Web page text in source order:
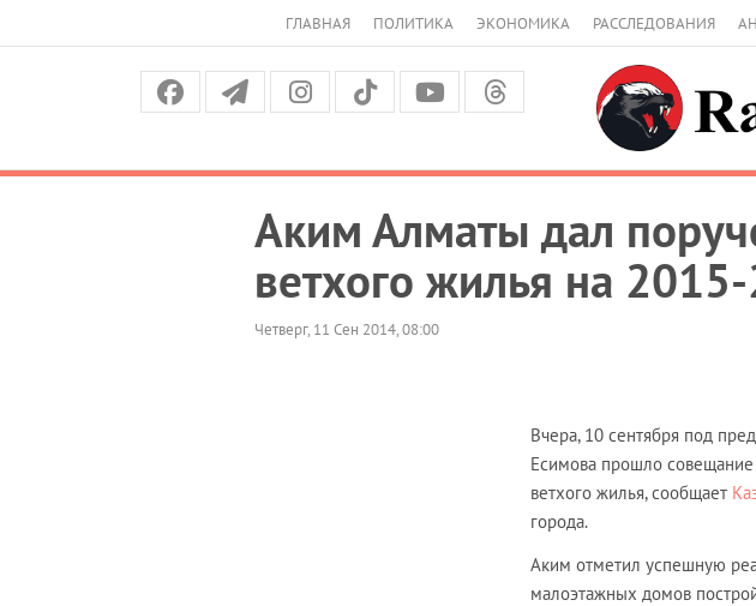
ГЛАВНАЯ ПОЛИТИКА ЭКОНОМИКА РАССЛЕДОВАНИЯ
Аким Алматы дал
ветхого жилья на
Четверг, 11 Сен 2014, 08:00
Вчера, 10 сентября под
Есимова прошло
ветхого жилья, сообщает
города.
Аким отметил успешную
малоэтажных домов